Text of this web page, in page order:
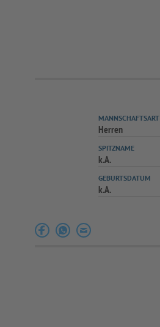
MANNSCHAFTSART
Herren
SPITZNAME
k.A.
GEBURTSDATUM
k.A.